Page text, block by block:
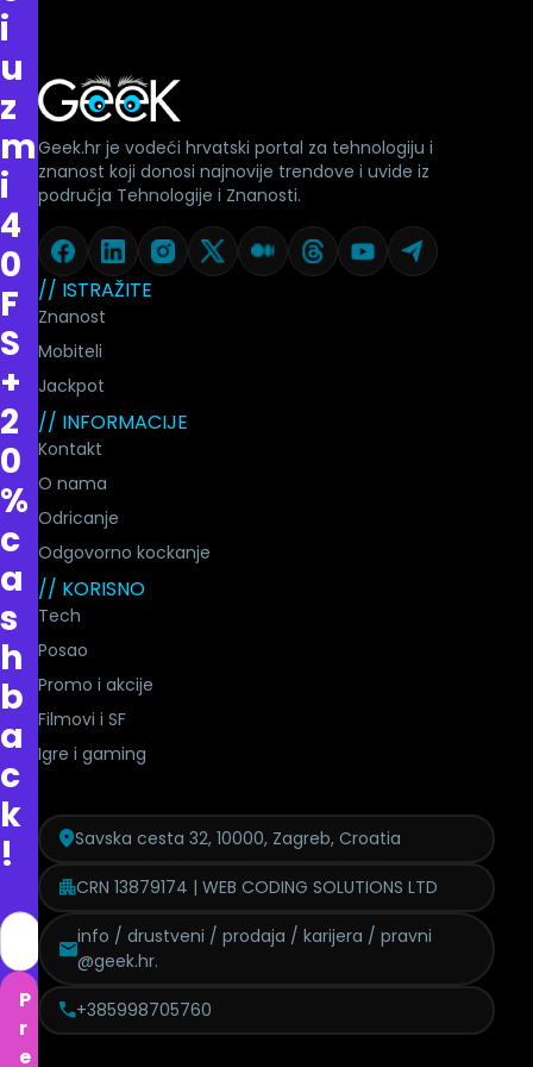
i
u
z
m
i
4
0
F
S
+
2
0
%
c
a
s
h
b
a
c
k
!
P
r
e
// ISTRAŽITE
Znanost
Mobiteli
Jackpot
// INFORMACIJE
Kontakt
O nama
Odricanje
Odgovorno kockanje
// KORISNO
Tech
Posao
Promo i akcije
Filmovi i SF
Igre i gaming
Geek.hr je vodeći hrvatski portal za tehnologiju i
znanost koji donosi najnovije trendove i uvide iz
područja Tehnologije i Znanosti.
Savska cesta 32, 10000, Zagreb, Croatia
CRN 13879174 | WEB CODING SOLUTIONS LTD
info / drustveni / prodaja / karijera / pravni
@geek.hr.
+385998705760